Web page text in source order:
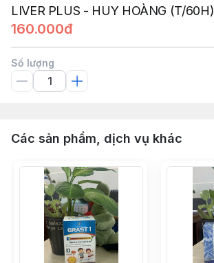
LIVER PLUS - HUY HOÀNG (T/60H)
160.000đ
Số lượng
Các sản phẩm, dịch vụ khác